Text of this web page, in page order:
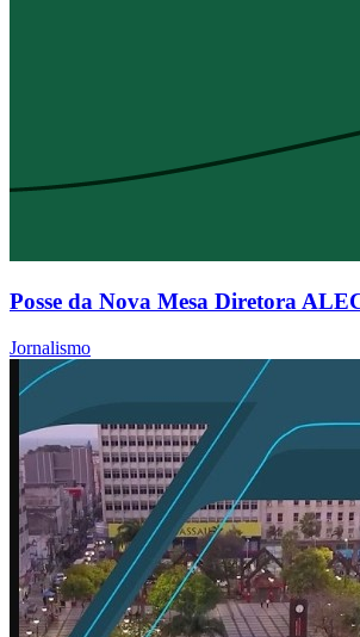
Posse da Nova Mesa Diretora
Jornalismo